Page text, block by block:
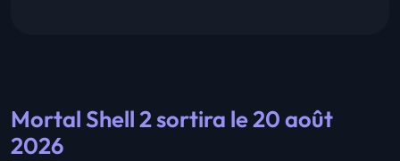
Mortal Shell 2 sortira le 20 août
2026